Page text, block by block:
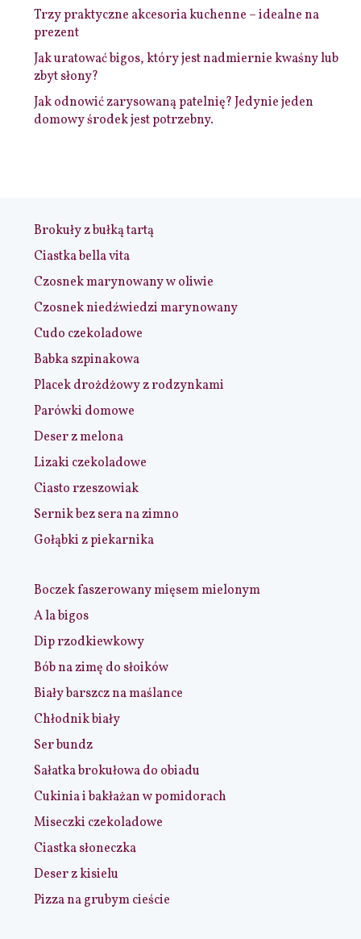
Trzy praktyczne akcesoria kuchenne – idealne na
prezent
Jak uratować bigos, który jest nadmiernie kwaśny lub
zbyt słony?
Jak odnowić zarysowaną patelnię? Jedynie jeden
domowy środek jest potrzebny.
Brokuły z bułką tartą
Ciastka bella vita
Czosnek marynowany w oliwie
Czosnek niedźwiedzi marynowany
Cudo czekoladowe
Babka szpinakowa
Placek drożdżowy z rodzynkami
Parówki domowe
Deser z melona
Lizaki czekoladowe
Ciasto rzeszowiak
Sernik bez sera na zimno
Gołąbki z piekarnika
Boczek faszerowany mięsem mielonym
A la bigos
Dip rzodkiewkowy
Bób na zimę do słoików
Biały barszcz na maślance
Chłodnik biały
Ser bundz
Sałatka brokułowa do obiadu
Cukinia i bakłażan w pomidorach
Miseczki czekoladowe
Ciastka słoneczka
Deser z kisielu
Pizza na grubym cieście